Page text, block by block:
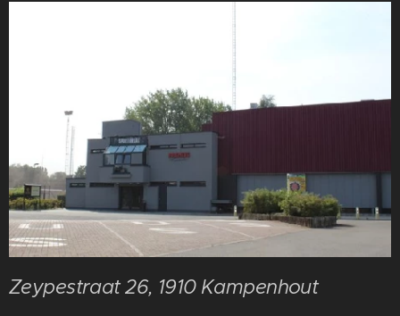
Zeypestraat 26, 1910 Kampenhout